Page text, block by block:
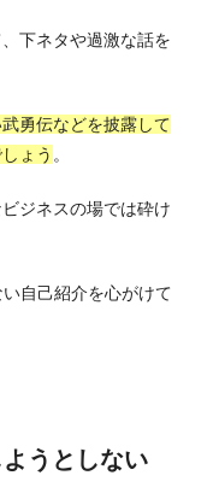
下ネタや過激な話を
勇伝などを披露して
ょう 。
ジネスの場では砕け
自己紹介を心がけて
うとしない